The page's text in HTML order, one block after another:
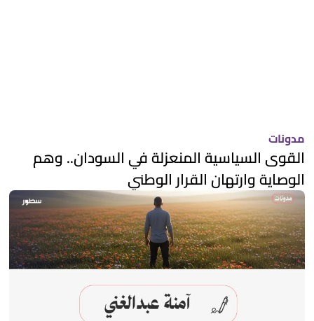
مدونات
القوى السياسية المنعزلة في السودان.. وهم
الوصاية وارتهان القرار الوطني